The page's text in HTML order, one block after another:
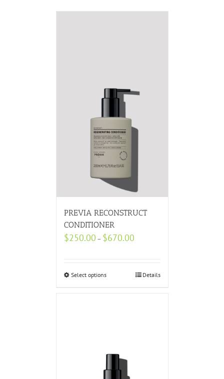
PREVIA RECONSTRUCT
CONDITIONER
$250.00 – $670.00
Select options Details